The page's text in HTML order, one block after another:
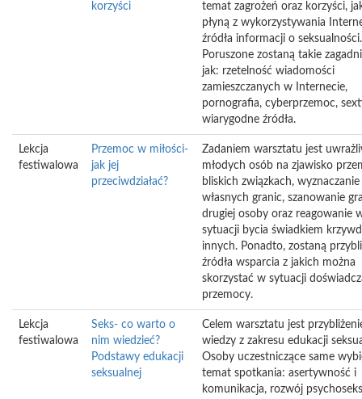
korzyści
temat zagrożeń oraz korzyści,
płyną z wykorzystywania
źródła informacji o seksualności.
Poruszone zostaną takie
jak: rzetelność wiadomości
zamieszczanych w Internecie,
pornografia, cyberprzemoc,
wiarygodne źródła.
Lekcja
festiwalowa
Przemoc w miłości-
jak jej
przeciwdziałać?
Zadaniem warsztatu jest
młodych osób na zjawisko
bliskich związkach, wyznaczanie
własnych granic, szanowanie
drugiej osoby oraz reagowanie
sytuacji bycia świadkiem
innych. Ponadto, zostaną
źródła wsparcia z jakich można
skorzystać w sytuacji
przemocy.
Lekcja
festiwalowa
Seks- co warto o
nim wiedzieć?
Podstawy edukacji
seksualnej
Celem warsztatu jest
wiedzy z zakresu edukacji
Osoby uczestniczące same
temat spotkania: asertywność i
komunikacja, rozwój